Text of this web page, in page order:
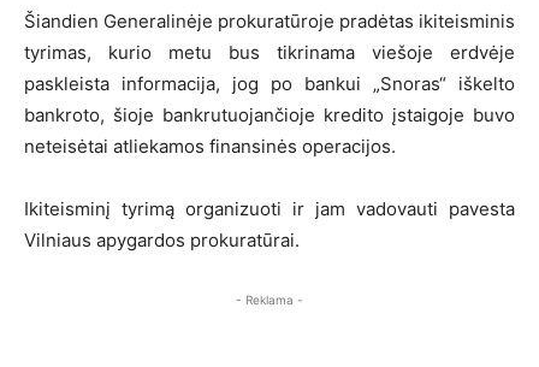
Šiandien Generalinėje prokuratūroje pradėtas ikiteisminis
tyrimas, kurio metu bus tikrinama viešoje erdvėje
paskleista informacija, jog po bankui „Snoras“ iškelto
bankroto, šioje bankrutuojančioje kredito įstaigoje buvo
neteisėtai atliekamos finansinės operacijos.
Ikiteisminį tyrimą organizuoti ir jam vadovauti pavesta
Vilniaus apygardos prokuratūrai.
- Reklama -